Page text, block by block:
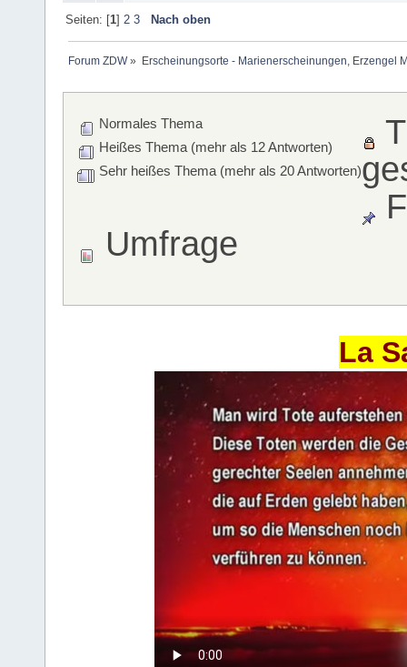
Seiten: [1] 2 3 Nach oben
Forum ZDW» Erscheinungsorte - Marienerscheinungen, Erzengel
Normales Thema
Heißes Thema (mehr als 12 Antworten)
Sehr heißes Thema (mehr als 20 Antworten)
Umfrage
La